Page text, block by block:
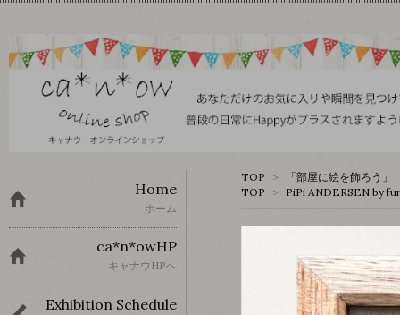
TOP >
「部屋に絵を飾ろう
TOP
> PiPi ANDERSEN by
Home
ホーム
ca*n*owHP
キャナウHPへ
Exhibition Schedule